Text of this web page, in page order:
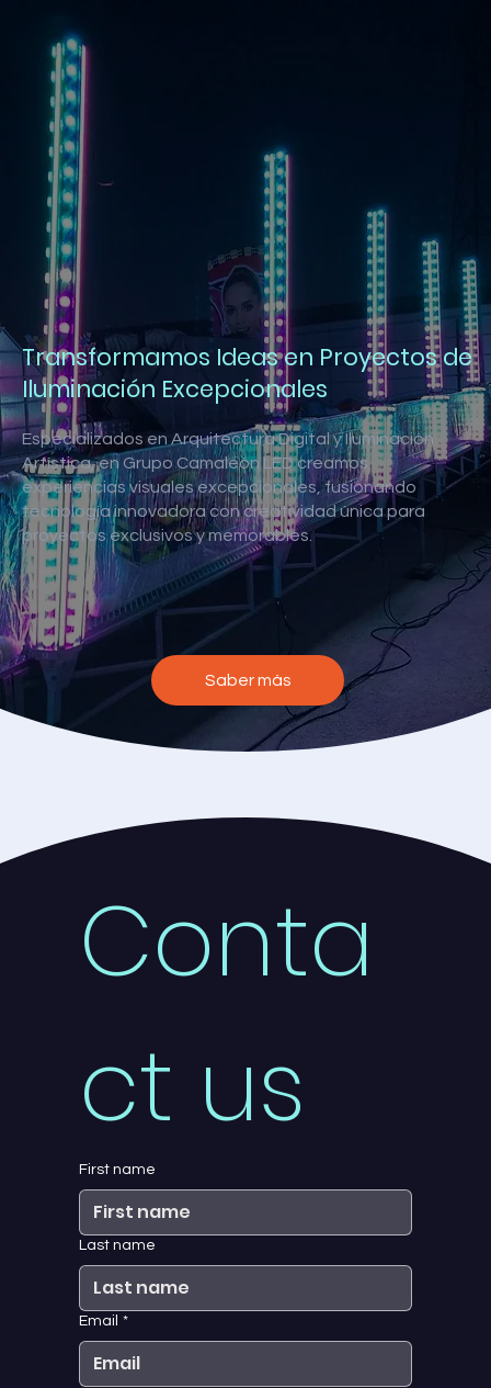
Transformamos Ideas en Proyectos de
Iluminación Excepcionales
Especializados en Arquitectura Digital y Iluminación
Artística, en Grupo Camaleón LED creamos
experiencias visuales excepcionales, fusionando
tecnología innovadora con creatividad única para
proyectos exclusivos y memorables.
Saber más
Conta
ct us
First name
Last name
Email *